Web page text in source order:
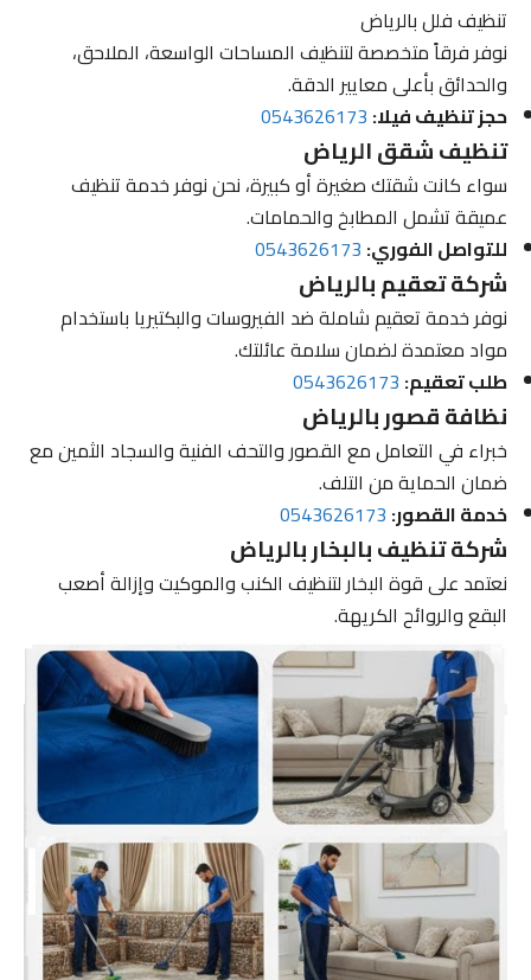
تنظيف فلل بالرياض
نوفر فرقاً متخصصة لتنظيف المساحات الواسعة، الملاحق،
والحدائق بأعلى معايير الدقة.
حجز تنظيف فيلا:0543626173
تنظيف شقق الرياض
سواء كانت شقتك صغيرة أو كبيرة، نحن نوفر خدمة تنظيف
عميقة تشمل المطابخ والحمامات.
للتواصل الفوري:0543626173
شركة تعقيم بالرياض
نوفر خدمة تعقيم شاملة ضد الفيروسات والبكتيريا باستخدام
مواد معتمدة لضمان سلامة عائلتك.
طلب تعقيم:0543626173
نظافة قصور بالرياض
خبراء في التعامل مع القصور والتحف الفنية والسجاد الثمين مع
ضمان الحماية من التلف.
خدمة القصور:0543626173
شركة تنظيف بالبخار بالرياض
نعتمد على قوة البخار لتنظيف الكنب والموكيت وإزالة أصعب
البقع والروائح الكريهة.